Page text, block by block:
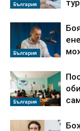
България
България
България